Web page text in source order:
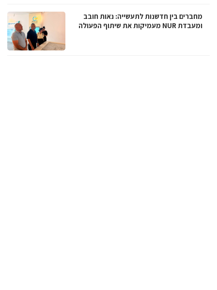
מחברים בין חדשנות לתעשייה: נאות חובב
ומעבדת NUR מעמיקות את שיתוף הפעולה